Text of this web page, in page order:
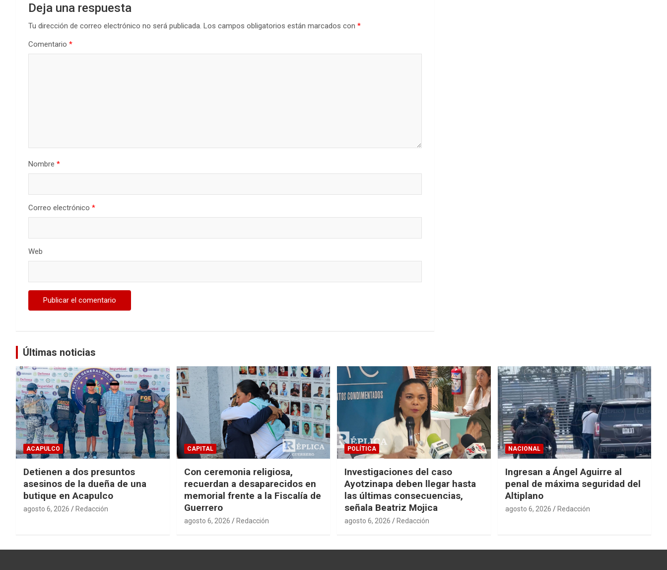
Deja una respuesta
Tu dirección de correo electrónico no será publicada. Los campos obligatorios están marcados con *
Comentario *
Nombre *
Correo electrónico *
Web
Últimas noticias
ACAPULCO
Detienen a dos presuntos
asesinos de la dueña de una
butique en Acapulco
agosto 6, 2026 Redacción
CAPITAL
Con ceremonia religiosa,
recuerdan a desaparecidos en
memorial frente a la Fiscalía de
Guerrero
agosto 6, 2026 Redacción
POLÍTICA
Investigaciones del caso
Ayotzinapa deben llegar hasta
las últimas consecuencias,
señala Beatriz Mojica
agosto 6, 2026 Redacción
NACIONAL
Ingresan a Ángel Aguirre al
penal de máxima seguridad del
Altiplano
agosto 6, 2026 Redacción